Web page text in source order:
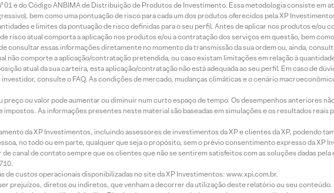
e do Código ANBIMA de Distribuição de Produtos de Investimento. Essa metodologia consiste em
bem como uma pontuação de risco para cada um dos produtos oferecidos pela XP
e limites da pontuação de risco definidas para o seu perfil. Antes de aplicar nos produtos e/ou
risco atual comporta a aplicação nos produtos e/ou a contratação dos serviços em questão, bem
consultar essas informações diretamente no momento da transmissão da sua ordem ou, ainda,
não comporte a aplicação/contratação pretendida, ou caso existam limitações em relação à
atual da sua carteira, esta aplicação/contratação não está adequada ao seu perfil. Em caso de
consulte o FAQ. As condições de mercado, mudanças climáticas e o cenário
ou valor pode aumentar ou diminuir num curto espaço de tempo. Os desempenhos anteriores
As informações presentes neste material são baseadas em simulações e os resultados reais
da XP Investimentos, incluindo assessores de investimentos da XP e clientes da XP, podendo
no todo ou em parte, qualquer que seja o propósito, sem o prévio consentimento expresso da XP
canal de contato sempre que os clientes que não se sentirem satisfeitos com as soluções dadas pela
de custos operacionais disponibilizadas no site da XP Investimentos: www.xpi.com.br.
prejuízos, diretos ou indiretos, que venham a decorrer da utilização deste relatório ou seu conteúdo.